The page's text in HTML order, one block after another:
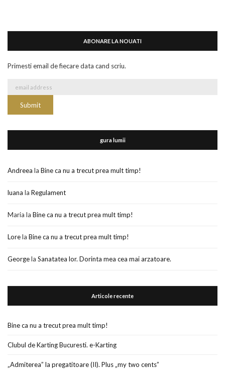
ABONARE LA NOUATI
Primesti email de fiecare data cand scriu.
gura lumii
Andreea la Bine ca nu a trecut prea mult timp!
luana la Regulament
Maria la Bine ca nu a trecut prea mult timp!
Lorela Bine ca nu a trecut prea mult timp!
Georgela Sanatatea lor. Dorinta mea cea mai arzatoare.
Articole recente
Bine ca nu a trecut prea mult timp!
Clubul de Karting Bucuresti. e-Karting
„Admiterea” la pregatitoare (II). Plus „my two cents”